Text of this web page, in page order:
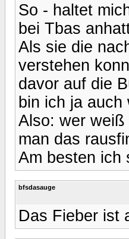
So - haltet
bei Tbas
Als sie die
verstehen
davor auf die
bin ich ja
Also: wer weiß
man das
Am besten ich
bfsdasauge
Das Fieber ist